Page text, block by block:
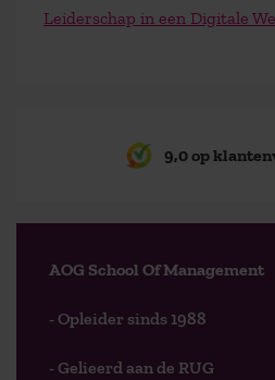
Leiderschap in een Digitale
9,0 op
AOG School Of Management
- Opleider sinds 1988
- Gelieerd aan de RUG